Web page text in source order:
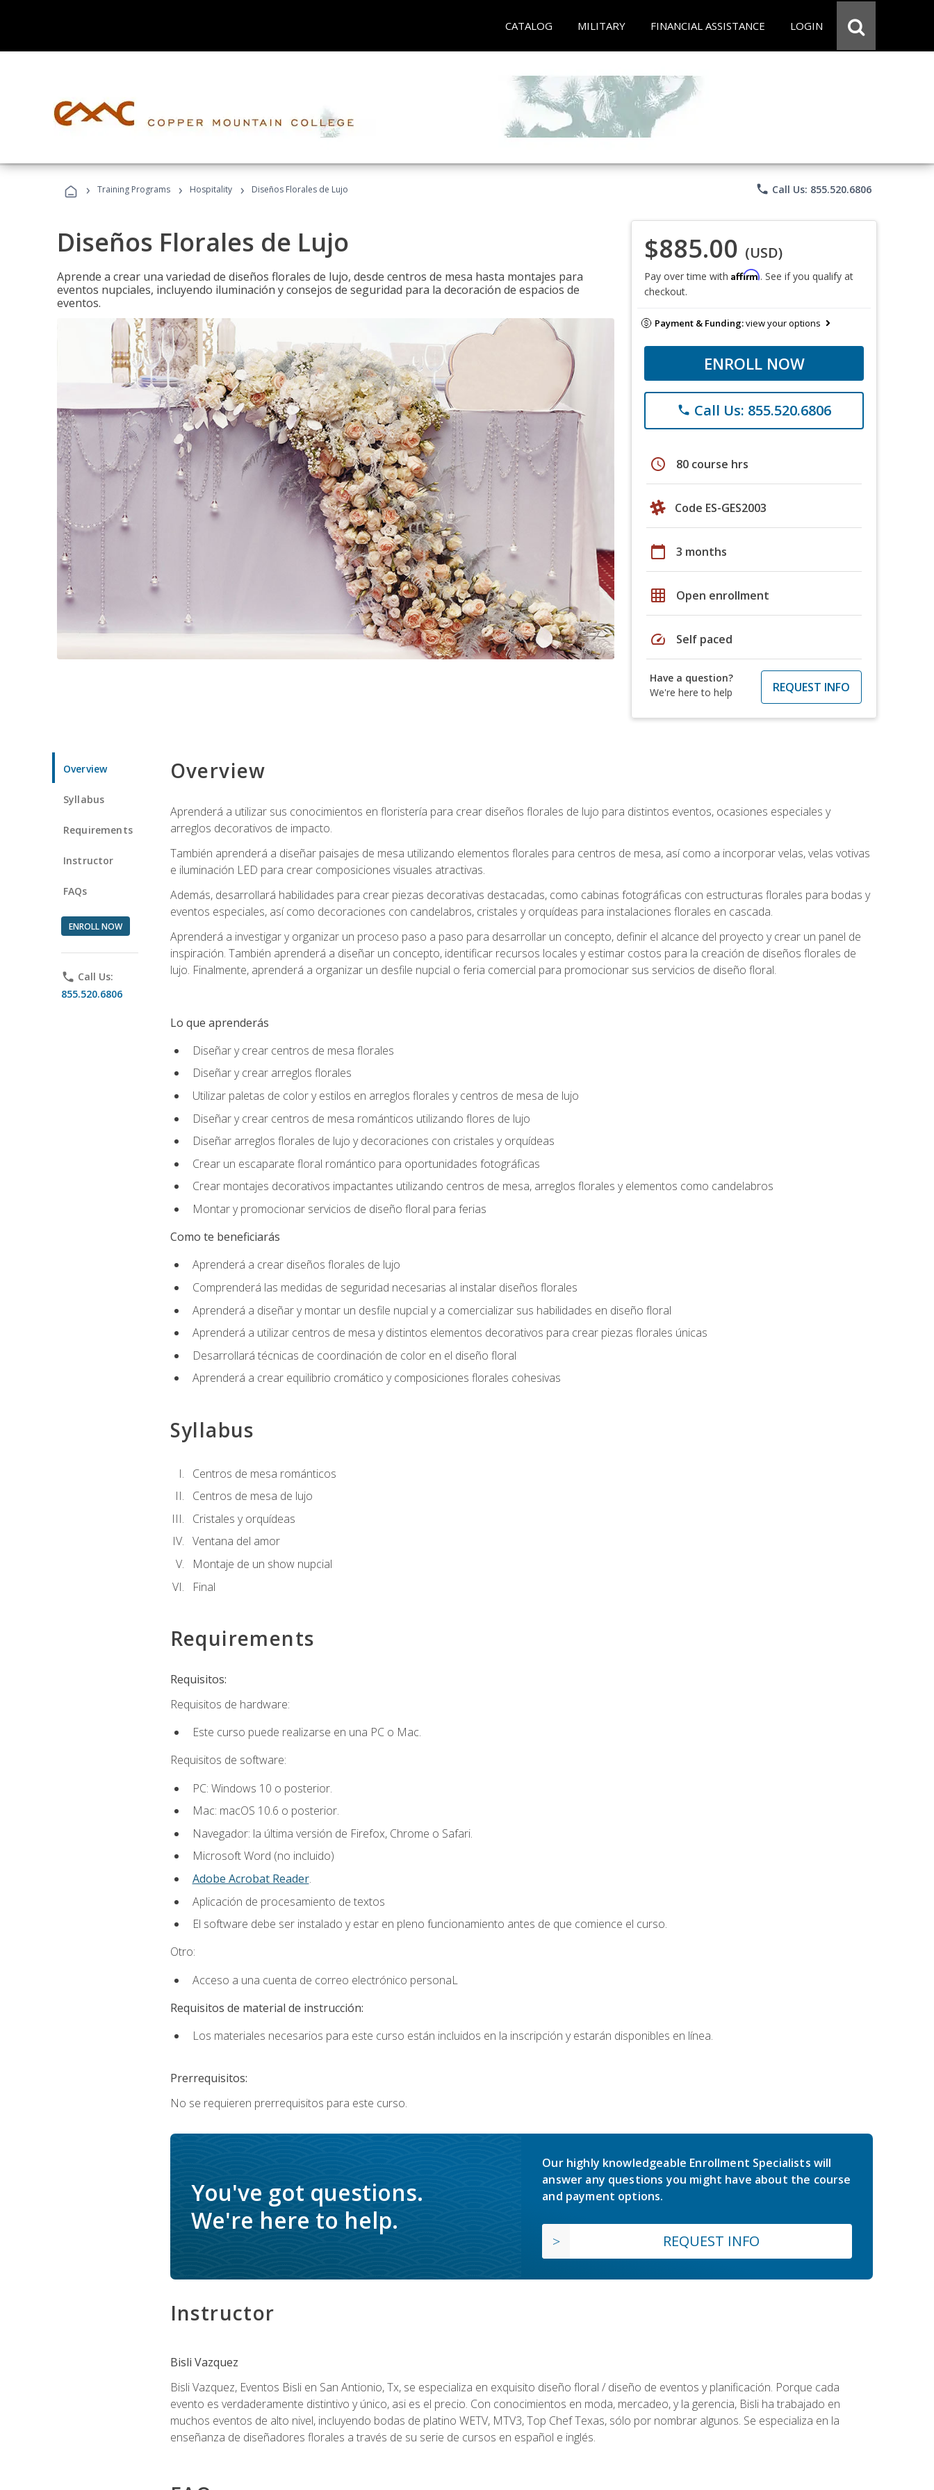
CATALOG MILITARY FINANCIAL ASSISTANCE LOGIN
› Training Programs › Hospitality › Diseños Florales de Lujo phone Call Us: 855.520.6806
Diseños Florales de Lujo
Aprende a crear una variedad de diseños florales de lujo, desde centros de mesa hasta montajes para
eventos nupciales, incluyendo iluminación y consejos de seguridad para la decoración de espacios de
eventos.
$885.00 (USD)
Pay over time with Affirm. See if you qualify at
checkout.
Payment & Funding:view your options
ENROLL NOW
phone Call Us: 855.520.6806
schedule 80 course hrs
Code ES-GES2003
calendar_today 3 months
grid_on Open enrollment
speed Self paced
Have a question?
We're here to help
REQUEST INFO
Overview
Syllabus
Requirements
Instructor
FAQs
ENROLL NOW
phone Call Us:
855.520.6806
Overview
Aprenderá a utilizar sus conocimientos en floristería para crear diseños florales de lujo para distintos eventos, ocasiones especiales y
arreglos decorativos de impacto.
También aprenderá a diseñar paisajes de mesa utilizando elementos florales para centros de mesa, así como a incorporar velas, velas votivas
e iluminación LED para crear composiciones visuales atractivas.
Además, desarrollará habilidades para crear piezas decorativas destacadas, como cabinas fotográficas con estructuras florales para bodas y
eventos especiales, así como decoraciones con candelabros, cristales y orquídeas para instalaciones florales en cascada.
Aprenderá a investigar y organizar un proceso paso a paso para desarrollar un concepto, definir el alcance del proyecto y crear un panel de
inspiración. También aprenderá a diseñar un concepto, identificar recursos locales y estimar costos para la creación de diseños florales de
lujo. Finalmente, aprenderá a organizar un desfile nupcial o feria comercial para promocionar sus servicios de diseño floral.
Lo que aprenderás
Diseñar y crear centros de mesa florales
Diseñar y crear arreglos florales
Utilizar paletas de color y estilos en arreglos florales y centros de mesa de lujo
Diseñar y crear centros de mesa románticos utilizando flores de lujo
Diseñar arreglos florales de lujo y decoraciones con cristales y orquídeas
Crear un escaparate floral romántico para oportunidades fotográficas
Crear montajes decorativos impactantes utilizando centros de mesa, arreglos florales y elementos como candelabros
Montar y promocionar servicios de diseño floral para ferias
Como te beneficiarás
Aprenderá a crear diseños florales de lujo
Comprenderá las medidas de seguridad necesarias al instalar diseños florales
Aprenderá a diseñar y montar un desfile nupcial y a comercializar sus habilidades en diseño floral
Aprenderá a utilizar centros de mesa y distintos elementos decorativos para crear piezas florales únicas
Desarrollará técnicas de coordinación de color en el diseño floral
Aprenderá a crear equilibrio cromático y composiciones florales cohesivas
Syllabus
Centros de mesa románticos
Centros de mesa de lujo
Cristales y orquídeas
Ventana del amor
Montaje de un show nupcial
Final
Requirements
Requisitos:
Requisitos de hardware:
Este curso puede realizarse en una PC o Mac.
Requisitos de software:
PC: Windows 10 o posterior.
Mac: macOS 10.6 o posterior.
Navegador: la última versión de Firefox, Chrome o Safari.
Microsoft Word (no incluido)
Adobe Acrobat Reader.
Aplicación de procesamiento de textos
El software debe ser instalado y estar en pleno funcionamiento antes de que comience el curso.
Otro:
Acceso a una cuenta de correo electrónico personaL
Requisitos de material de instrucción:
Los materiales necesarios para este curso están incluidos en la inscripción y estarán disponibles en línea.
Prerrequisitos:
No se requieren prerrequisitos para este curso.
You've got questions.
We're here to help.
Our highly knowledgeable Enrollment Specialists will
answer any questions you might have about the course
and payment options.
REQUEST INFO
Instructor
Bisli Vazquez
Bisli Vazquez, Eventos Bisli en San Antionio, Tx, se especializa en exquisito diseño floral / diseño de eventos y planificación. Porque cada
evento es verdaderamente distintivo y único, asi es el precio. Con conocimientos en moda, mercadeo, y la gerencia, Bisli ha trabajado en
muchos eventos de alto nivel, incluyendo bodas de platino WETV, MTV3, Top Chef Texas, sólo por nombrar algunos. Se especializa en la
enseñanza de diseñadores florales a través de su serie de cursos en español e inglés.